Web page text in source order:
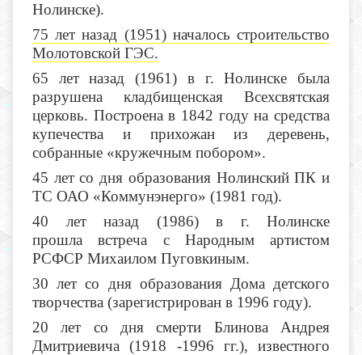
Нолинске).
75 лет назад (1951) началось строительство
Молотовской ГЭС.
65 лет назад (1961) в г. Нолинске была
разрушена кладбищенская Всехсвятская
церковь. Построена в 1842 году на средства
купечества и прихожан из деревень,
собранные «кружечным побором».
45 лет со дня образования Нолинский ПК и
ТС ОАО «Коммунэнерго» (1981 год).
40 лет назад (1986) в г. Нолинске
прошла встреча с Народным артистом
РСФСР Михаилом Пуговкиным.
30 лет со дня образования Дома детского
творчества (зарегистрирован в 1996 году).
20 лет со дня смерти Блинова Андрея
Дмитриевича (1918 -1996 гг.), известного